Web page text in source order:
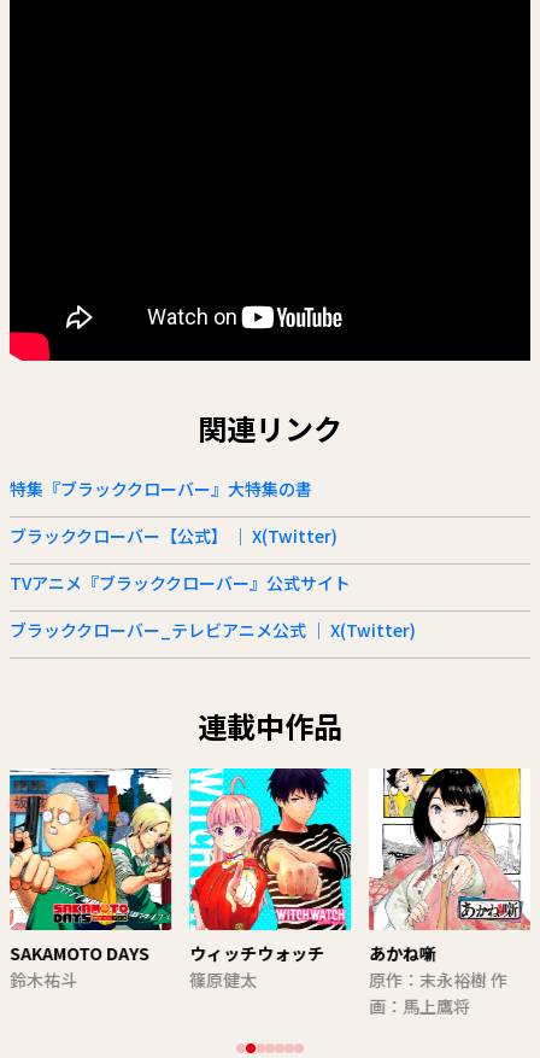
関連リンク
特集『ブラッククローバー』大特集の書
ブラッククローバー【公式】 ｜ X(Twitter)
TVアニメ『ブラッククローバー』公式サイト
ブラッククローバー_テレビアニメ公式 ｜ X(Twitter)
連載中作品
SAKAMOTO DAYS
鈴木祐斗
ウィッチウォッチ
篠原健太
あかね噺
原作：末永裕樹 作
画：馬上鷹将